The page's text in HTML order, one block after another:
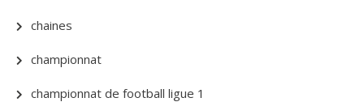
chaines
championnat
championnat de football ligue 1